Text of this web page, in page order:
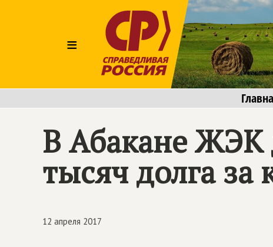
≡
В Абакане ЖЭК
тысяч долга
12 апреля 2017